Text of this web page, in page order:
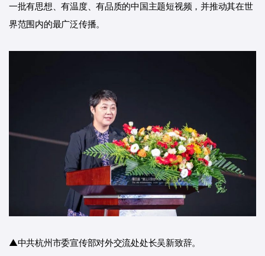
一批有思想、有温度、有品质的中国主题短视频，并推动其在世
界范围内的最广泛传播。
▲中共杭州市委宣传部对外交流处处长吴新致辞。